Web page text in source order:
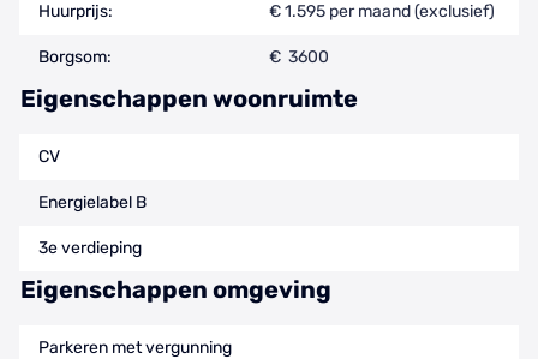
Huurprijs: € 1.595 per maand (exclusief)
Borgsom: € 3600
Eigenschappen woonruimte
CV
Energielabel B
3e verdieping
Eigenschappen omgeving
Parkeren met vergunning